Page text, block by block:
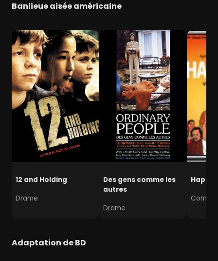
Banlieue aisée américaine
12 and Holding
Drame
Des gens comme les
autres
Drame
Adaptation de BD